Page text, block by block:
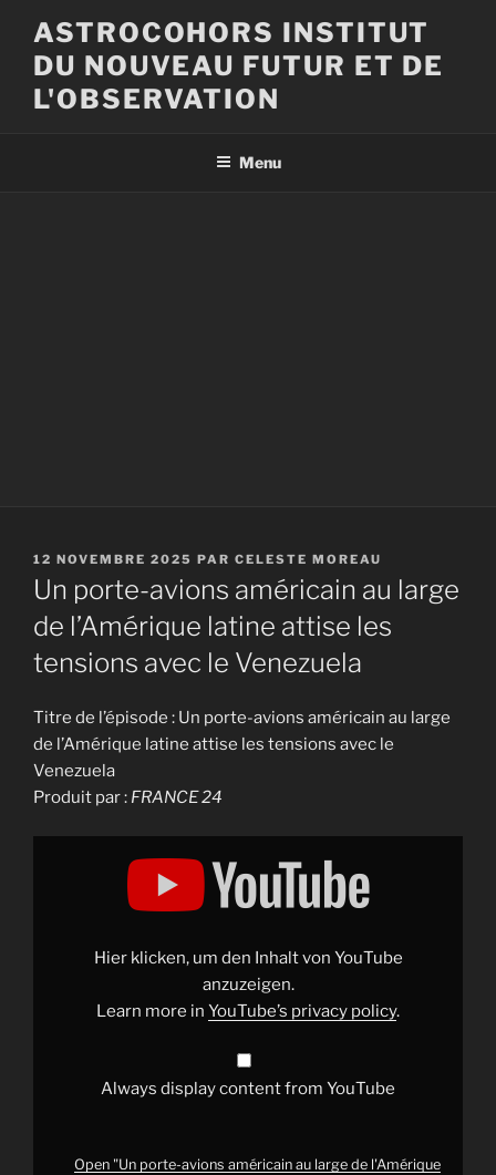
contenu
principal
ASTROCOHORS INSTITUT
DU NOUVEAU FUTUR ET DE
L'OBSERVATION
Menu
PUBLIÉ
LE
12 NOVEMBRE 2025 PAR CELESTE MOREAU
Un porte-avions américain au large
de l’Amérique latine attise les
tensions avec le Venezuela
Titre de l’épisode : Un porte-avions américain au large
de l’Amérique latine attise les tensions avec le
Venezuela
Produit par : FRANCE 24
Display
l'AmériqueHier klicken, um den Inhalt von YouTube
anzuzeigen.
Learn more in YouTube’s privacy policy.
Always display content from YouTube
Open "Un porte-avions américain au large de l'Amérique